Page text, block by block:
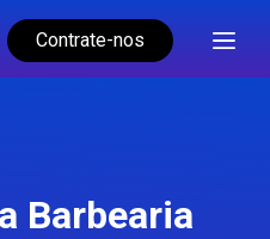
Contrate-nos
Barbearia